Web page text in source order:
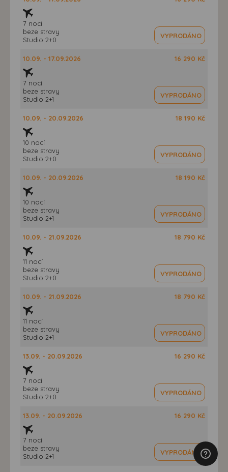
7 nocí
beze stravy
Studio 2+0
VYPRODÁNO
10.09. - 17.09.2026
7 nocí
beze stravy
Studio 2+1
16 290 Kč
VYPRODÁNO
10.09. - 20.09.2026
10 nocí
beze stravy
Studio 2+0
18 190 Kč
VYPRODÁNO
10.09. - 20.09.2026
10 nocí
beze stravy
Studio 2+1
18 190 Kč
VYPRODÁNO
10.09. - 21.09.2026
11 nocí
beze stravy
Studio 2+0
18 790 Kč
VYPRODÁNO
10.09. - 21.09.2026
11 nocí
beze stravy
Studio 2+1
18 790 Kč
VYPRODÁNO
13.09. - 20.09.2026
7 nocí
beze stravy
Studio 2+0
16 290 Kč
VYPRODÁNO
13.09. - 20.09.2026
7 nocí
beze stravy
Studio 2+1
16 290 Kč
VYPRODÁNO